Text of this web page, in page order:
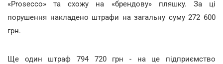
«Prosecco» та схожу на «брендову» пляшку. За ці
порушення накладено штрафи на загальну суму 272 600
грн.
Ще один штраф 794 720 грн - на це підприємство